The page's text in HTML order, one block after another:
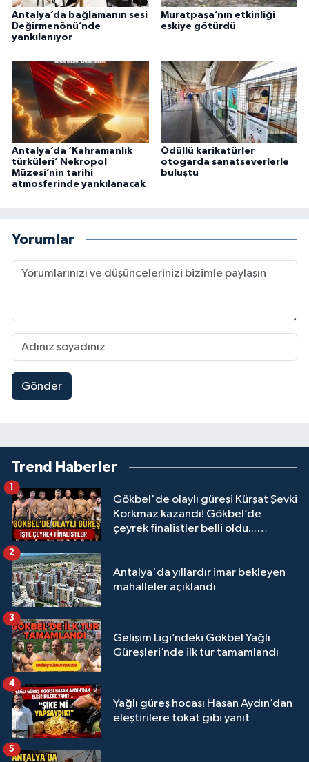
Antalya’da bağlamanın sesi
Değirmenönü’nde
yankılanıyor
Muratpaşa’nın etkinliği
eskiye götürdü
Antalya’da ‘Kahramanlık
türküleri’ Nekropol
Müzesi’nin tarihi
atmosferinde yankılanacak
Ödüllü karikatürler
otogarda sanatseverlerle
buluştu
Yorumlar
Gönder
Trend Haberler
Gökbel'de olaylı güreşi Kürşat Şevki
Korkmaz kazandı! Gökbel’de
çeyrek finalistler belli oldu...
1
Antalya'da yıllardır imar bekleyen
mahalleler açıklandı
2
Gelişim Ligi’ndeki Gökbel Yağlı
Güreşleri’nde ilk tur tamamlandı
3
Yağlı güreş hocası Hasan Aydın’dan
eleştirilere tokat gibi yanıt
4
5